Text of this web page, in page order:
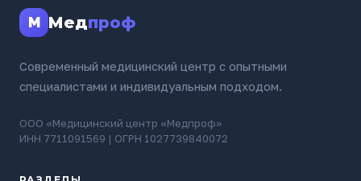
M Медпроф
Современный медицинский центр с опытными
специалистами и индивидуальным подходом.
ООО «Медицинский центр «Медпроф»
ИНН 7711091569 | ОГРН 1027739840072